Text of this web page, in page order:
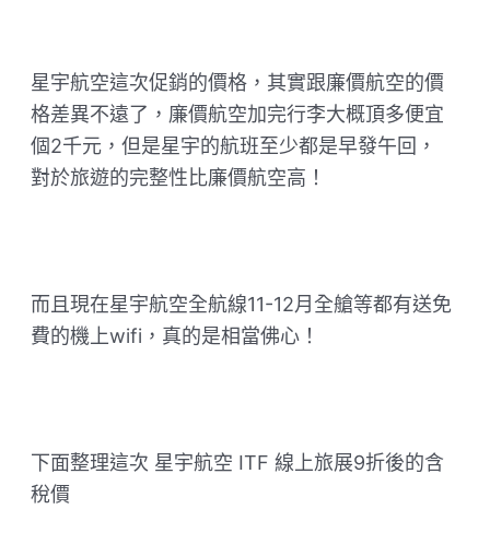
星宇航空這次促銷的價格，其實跟廉價航空的價
格差異不遠了，廉價航空加完行李大概頂多便宜
個2千元，但是星宇的航班至少都是早發午回，
對於旅遊的完整性比廉價航空高！
而且現在星宇航空全航線11-12月全艙等都有送免
費的機上wifi，真的是相當佛心！
下面整理這次 星宇航空 ITF 線上旅展9折後的含
稅價